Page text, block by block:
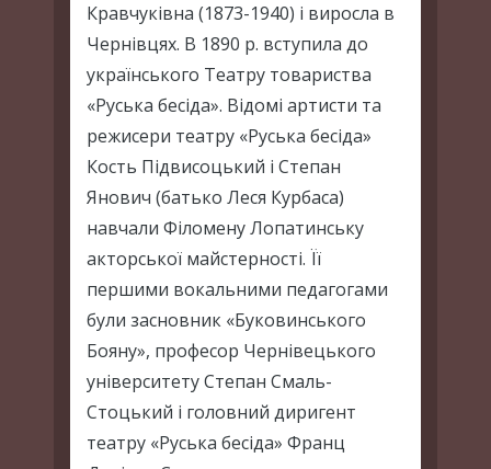
Кравчуківна (1873-1940) і виросла в
Чернівцях. В 1890 р. вступила до
українського Театру товариства
«Руська бесіда». Відомі артисти та
режисери театру «Руська бесіда»
Кость Підвисоцький і Степан
Янович (батько Леся Курбаса)
навчали Філомену Лопатинську
акторської майстерності. Її
першими вокальними педагогами
були засновник «Буковинського
Бояну», професор Чернівецького
університету Степан Смаль-
Стоцький і головний диригент
театру «Руська бесіда» Франц